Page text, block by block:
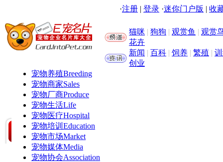
·注册 | 登录 ·迷你门户版 | 收
猫咪 | 狗狗 | 观赏鱼 | 观赏
花卉
新闻 | 百科 | 饲养 | 繁殖 |
创业
宠物养殖Breeding
宠物商家Sales
宠物厂商Produce
宠物生活Life
宠物医疗Hospital
宠物培训 Education
宠物市场Market
宠物媒体Media
宠物协会Association